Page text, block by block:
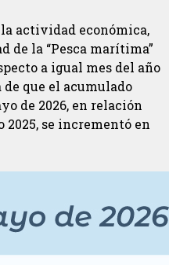
actividad económica,
de la “Pesca marítima”
a igual mes del año
que el acumulado
de 2026, en relación
se incrementó en